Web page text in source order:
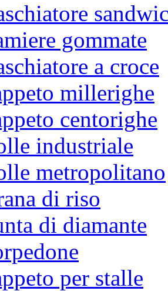
gommate
a croce
millerighe
centorighe
industriale
metropolitano
di riso
di diamante
per stalle